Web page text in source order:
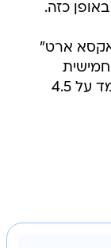
כזה.
ארט"
חמישית
מהתקציב הכולל לתערוכה כולה, העומד על 4.5